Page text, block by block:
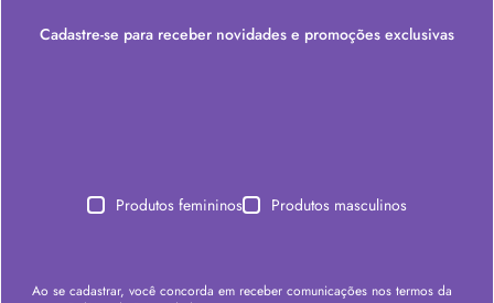
Cadastre-se para receber novidades e promoções exclusivas
Produtos femininos Produtos masculinos
Ao se cadastrar, você concorda em receber comunicações nos termos da